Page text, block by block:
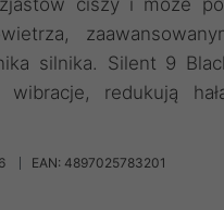
ciszy i może
silnika. Silent 9
wibracje, redukują
EAN: 4897025783201